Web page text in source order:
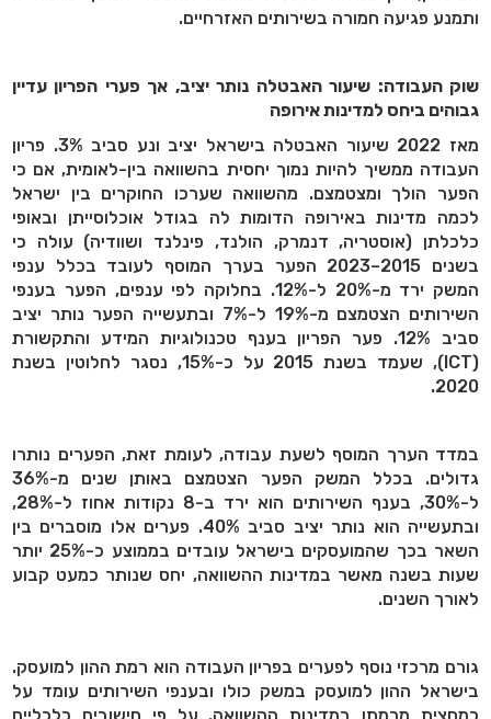
ותמנע פגיעה חמורה בשירותים האזרחיים.
שוק העבודה: שיעור האבטלה נותר יציב, אך פערי הפריון עדיין
גבוהים ביחס למדינות אירופה
מאז 2022 שיעור האבטלה בישראל יציב ונע סביב 3%. פריון
העבודה ממשיך להיות נמוך יחסית בהשוואה בין-לאומית, אם כי
הפער הולך ומצטמצם. מהשוואה שערכו החוקרים בין ישראל
לכמה מדינות באירופה הדומות לה בגודל אוכלוסייתן ובאופי
כלכלתן (אוסטריה, דנמרק, הולנד, פינלנד ושוודיה) עולה כי
בשנים 2015–2023 הפער בערך המוסף לעובד בכלל ענפי
המשק ירד מ-20% ל-12%. בחלוקה לפי ענפים, הפער בענפי
השירותים הצטמצם מ-19% ל-7% ובתעשייה הפער נותר יציב
סביב 12%. פער הפריון בענף טכנולוגיות המידע והתקשורת
(ICT), שעמד בשנת 2015 על כ-15%, נסגר לחלוטין בשנת
2020.
במדד הערך המוסף לשעת עבודה, לעומת זאת, הפערים נותרו
גדולים. בכלל המשק הפער הצטמצם באותן שנים מ-36%
ל-30%, בענף השירותים הוא ירד ב-8 נקודות אחוז ל-28%,
ובתעשייה הוא נותר יציב סביב 40%. פערים אלו מוסברים בין
השאר בכך שהמועסקים בישראל עובדים בממוצע כ-25% יותר
שעות בשנה מאשר במדינות ההשוואה, יחס שנותר כמעט קבוע
לאורך השנים.
גורם מרכזי נוסף לפערים בפריון העבודה הוא רמת ההון למועסק.
בישראל ההון למועסק במשק כולו ובענפי השירותים עומד על
כמחצית מרמתו במדינות ההשוואה. על פי חישובים כלכליים